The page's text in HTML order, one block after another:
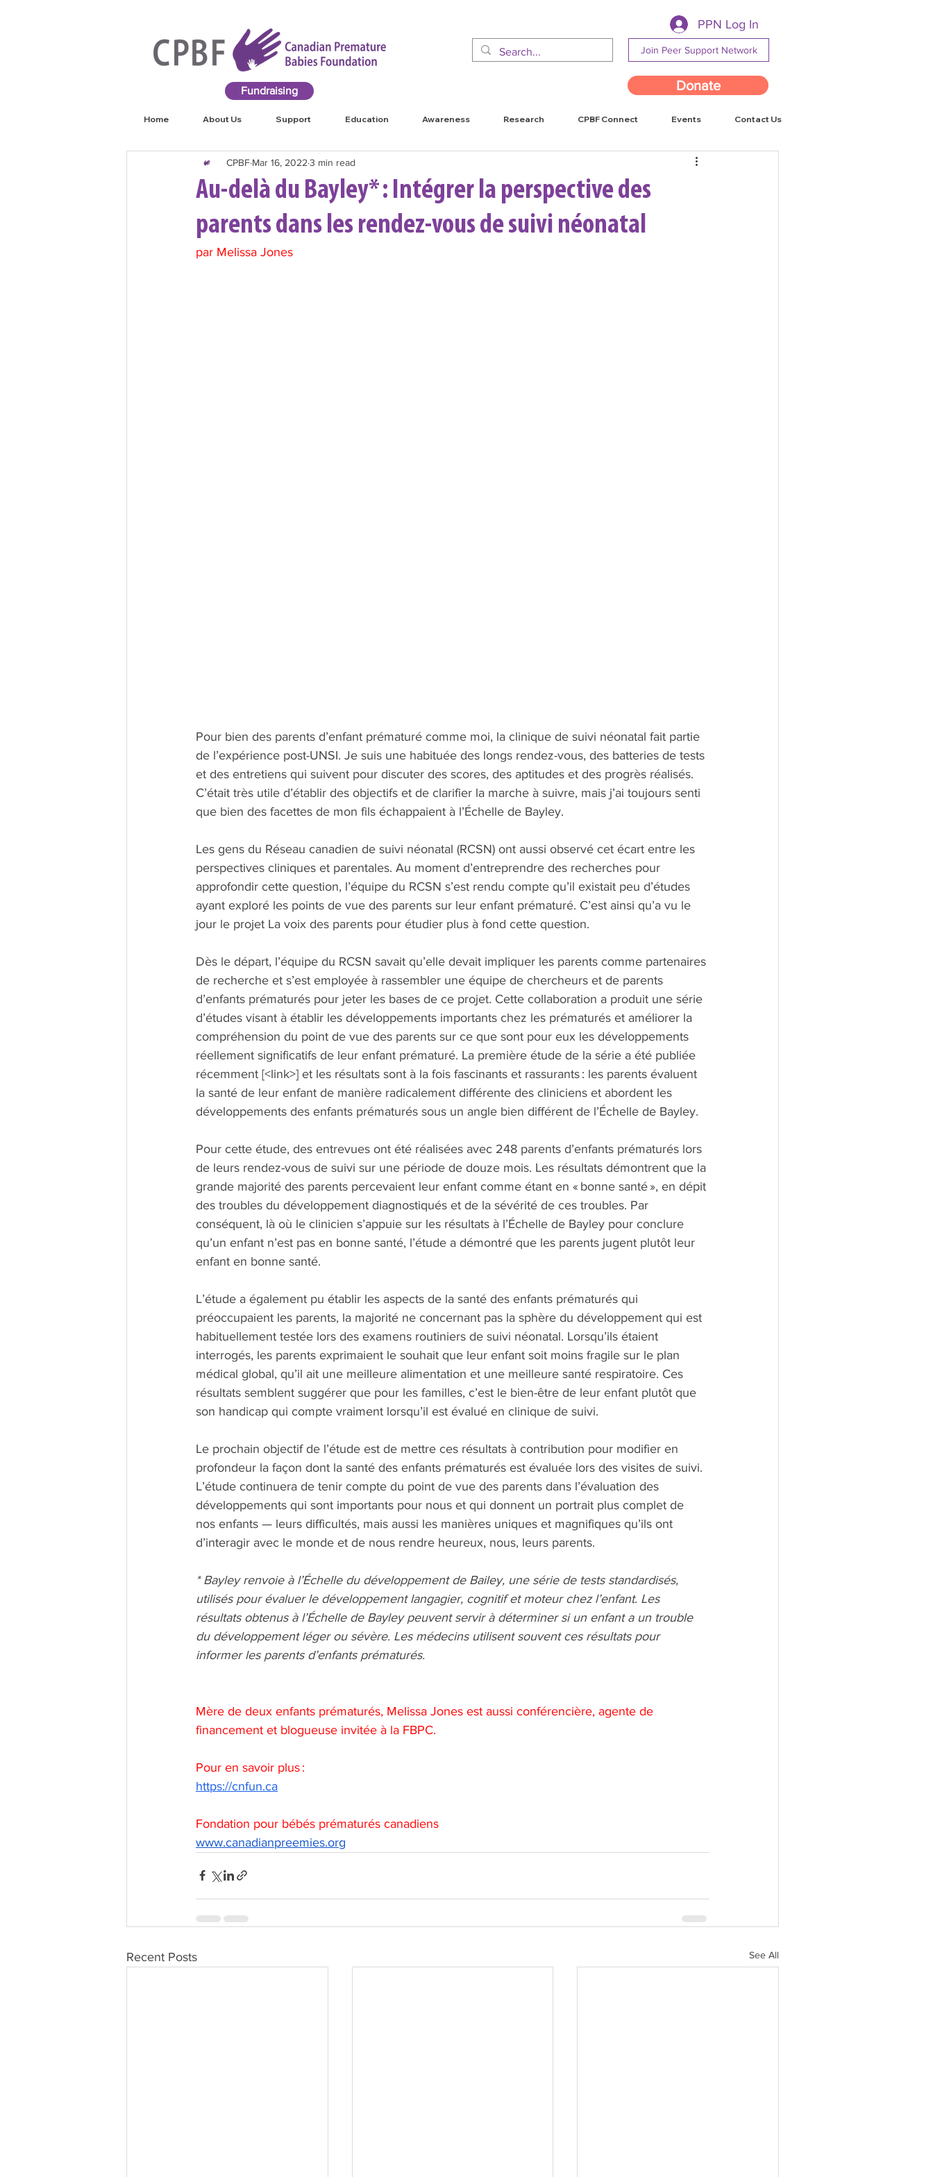
Fundraising
PPN Log In
Join Peer Support Network
Donate
Home About Us Support Education Awareness Research CPBF Connect Events Contact Us
Au-delà du Bayley* : Intégrer la perspective des
parents dans les rendez-vous de suivi néonatal
CPBF Mar 16, 2022 3 min read
par Melissa Jones
Pour bien des parents d’enfant prématuré comme moi, la clinique de suivi néonatal fait partie
de l’expérience post-UNSI. Je suis une habituée des longs rendez-vous, des batteries de tests
et des entretiens qui suivent pour discuter des scores, des aptitudes et des progrès réalisés.
C’était très utile d’établir des objectifs et de clarifier la marche à suivre, mais j’ai toujours senti
que bien des facettes de mon fils échappaient à l’Échelle de Bayley.
Les gens du Réseau canadien de suivi néonatal (RCSN) ont aussi observé cet écart entre les
perspectives cliniques et parentales. Au moment d’entreprendre des recherches pour
approfondir cette question, l’équipe du RCSN s’est rendu compte qu’il existait peu d’études
ayant exploré les points de vue des parents sur leur enfant prématuré. C’est ainsi qu’a vu le
jour le projet La voix des parents pour étudier plus à fond cette question.
Dès le départ, l’équipe du RCSN savait qu’elle devait impliquer les parents comme partenaires
de recherche et s’est employée à rassembler une équipe de chercheurs et de parents
d’enfants prématurés pour jeter les bases de ce projet. Cette collaboration a produit une série
d’études visant à établir les développements importants chez les prématurés et améliorer la
compréhension du point de vue des parents sur ce que sont pour eux les développements
réellement significatifs de leur enfant prématuré. La première étude de la série a été publiée
récemment [<link>] et les résultats sont à la fois fascinants et rassurants : les parents évaluent
la santé de leur enfant de manière radicalement différente des cliniciens et abordent les
développements des enfants prématurés sous un angle bien différent de l’Échelle de Bayley.
Pour cette étude, des entrevues ont été réalisées avec 248 parents d’enfants prématurés lors
de leurs rendez-vous de suivi sur une période de douze mois. Les résultats démontrent que la
grande majorité des parents percevaient leur enfant comme étant en « bonne santé », en dépit
des troubles du développement diagnostiqués et de la sévérité de ces troubles. Par
conséquent, là où le clinicien s’appuie sur les résultats à l’Échelle de Bayley pour conclure
qu’un enfant n’est pas en bonne santé, l’étude a démontré que les parents jugent plutôt leur
enfant en bonne santé.
L’étude a également pu établir les aspects de la santé des enfants prématurés qui
préoccupaient les parents, la majorité ne concernant pas la sphère du développement qui est
habituellement testée lors des examens routiniers de suivi néonatal. Lorsqu’ils étaient
interrogés, les parents exprimaient le souhait que leur enfant soit moins fragile sur le plan
médical global, qu’il ait une meilleure alimentation et une meilleure santé respiratoire. Ces
résultats semblent suggérer que pour les familles, c’est le bien-être de leur enfant plutôt que
son handicap qui compte vraiment lorsqu’il est évalué en clinique de suivi.
Le prochain objectif de l’étude est de mettre ces résultats à contribution pour modifier en
profondeur la façon dont la santé des enfants prématurés est évaluée lors des visites de suivi.
L’étude continuera de tenir compte du point de vue des parents dans l’évaluation des
développements qui sont importants pour nous et qui donnent un portrait plus complet de
nos enfants — leurs difficultés, mais aussi les manières uniques et magnifiques qu’ils ont
d’interagir avec le monde et de nous rendre heureux, nous, leurs parents.
* Bayley renvoie à l’Échelle du développement de Bailey, une série de tests standardisés,
utilisés pour évaluer le développement langagier, cognitif et moteur chez l’enfant. Les
résultats obtenus à l’Échelle de Bayley peuvent servir à déterminer si un enfant a un trouble
du développement léger ou sévère. Les médecins utilisent souvent ces résultats pour
informer les parents d’enfants prématurés.
Mère de deux enfants prématurés, Melissa Jones est aussi conférencière, agente de
financement et blogueuse invitée à la FBPC.
Pour en savoir plus :
https://cnfun.ca
Fondation pour bébés prématurés canadiens
www.canadianpreemies.org
Recent Posts See All